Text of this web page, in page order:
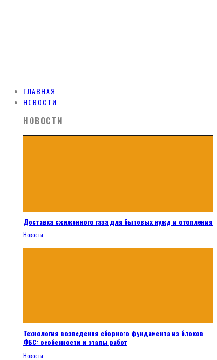
ГЛАВНАЯ
НОВОСТИ
НОВОСТИ
Доставка сжиженного газа для бытовых нужд и отопления
Новости
Технология возведения сборного фундамента из блоков
ФБС: особенности и этапы работ
Новости